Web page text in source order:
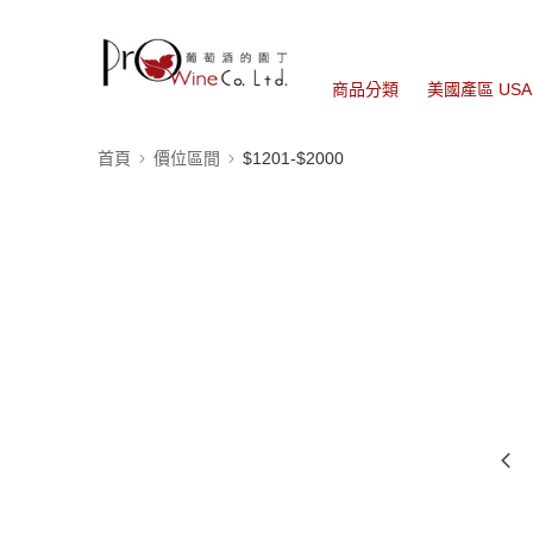
商品分類 美國產區 USA
首頁 價位區間 $1201-$2000